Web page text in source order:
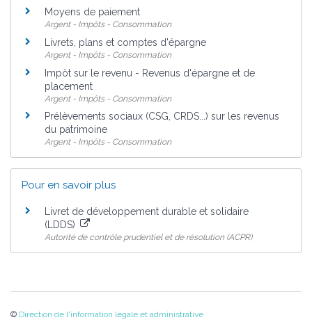
Moyens de paiement
Argent - Impôts - Consommation
Livrets, plans et comptes d'épargne
Argent - Impôts - Consommation
Impôt sur le revenu - Revenus d'épargne et de
placement
Argent - Impôts - Consommation
Prélèvements sociaux (CSG, CRDS...) sur les revenus
du patrimoine
Argent - Impôts - Consommation
Pour en savoir plus
Livret de développement durable et solidaire
(LDDS)
Autorité de contrôle prudentiel et de résolution (ACPR)
© Direction de l'information légale et administrative